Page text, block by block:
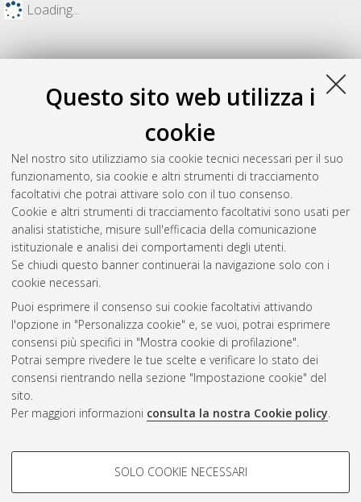
Questo sito web utilizza i
cookie
Nel nostro sito utilizziamo sia cookie tecnici necessari per il suo
funzionamento, sia cookie e altri strumenti di tracciamento
facoltativi che potrai attivare solo con il tuo consenso.
Cookie e altri strumenti di tracciamento facoltativi sono usati per
analisi statistiche, misure sull'efficacia della comunicazione
istituzionale e analisi dei comportamenti degli utenti.
Se chiudi questo banner continuerai la navigazione solo con i
cookie necessari.
Puoi esprimere il consenso sui cookie facoltativi attivando
l'opzione in "Personalizza cookie" e, se vuoi, potrai esprimere
consensi più specifici in "Mostra cookie di profilazione".
Potrai sempre rivedere le tue scelte e verificare lo stato dei
consensi rientrando nella sezione "Impostazione cookie" del
sito.
Per maggiori informazioni consulta la nostra Cookie policy.
COOKIE DI PROFILAZIONE -
SOLO COOKIE NECESSARI
Loading...
Gestione del documento:
Atom
Rss 1.0
Rss 2.0
ISSN: 2038-7946
Impostazioni Cookie
Informativa sulla privacy
Condizioni d’uso del sito